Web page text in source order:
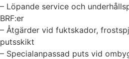
– Löpande service och
BRF:er
– Åtgärder vid fuktskador,
putsskikt
– Specialanpassad puts vid